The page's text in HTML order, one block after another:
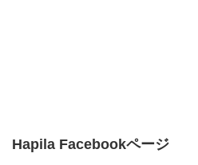
Hapila Facebookページ